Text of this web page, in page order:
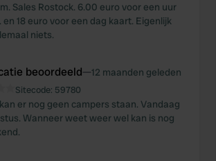
Sales Rostock. 6.00 euro voor een uur
en 18 euro voor een dag kaart. Eigenlijk
niets.
beoordeeld—12 maanden geleden
Sitecode: 59780
er nog geen campers staan. Vandaag
Wanneer weet weer wel kan is nog